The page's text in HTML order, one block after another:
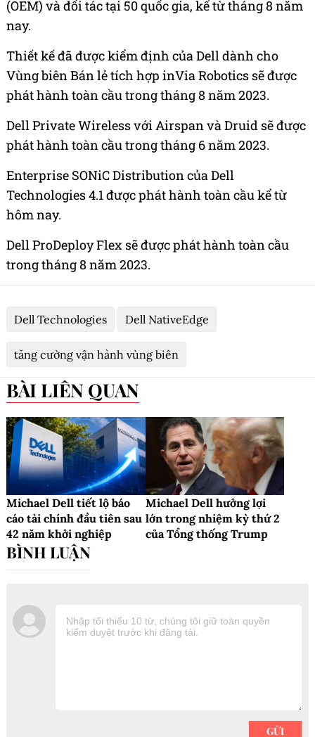
(OEM) và đối tác tại 50 quốc gia, kể từ tháng 8 năm
nay.
Thiết kế đã được kiểm định của Dell dành cho
Vùng biên Bán lẻ tích hợp inVia Robotics sẽ được
phát hành toàn cầu trong tháng 8 năm 2023.
Dell Private Wireless với Airspan và Druid sẽ được
phát hành toàn cầu trong tháng 6 năm 2023.
Enterprise SONiC Distribution của Dell
Technologies 4.1 được phát hành toàn cầu kể từ
hôm nay.
Dell ProDeploy Flex sẽ được phát hành toàn cầu
trong tháng 8 năm 2023.
Dell Technologies Dell NativeEdge
tăng cường vận hành vùng biên
BÀI LIÊN QUAN
Michael Dell tiết lộ báo
cáo tài chính đầu tiên sau
42 năm khởi nghiệp
Michael Dell hưởng lợi
lớn trong nhiệm kỳ thứ 2
của Tổng thống Trump